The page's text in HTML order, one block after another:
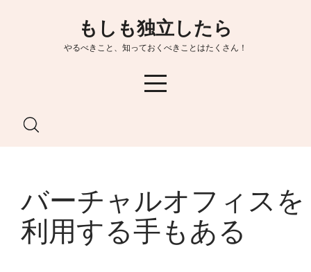
もしも独立したら
やるべきこと、知っておくべきことはたくさん！
バーチャルオフィスを
利用する手もある